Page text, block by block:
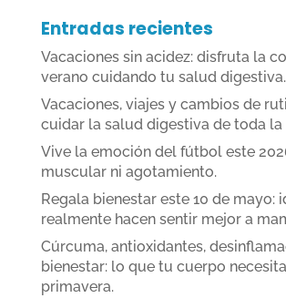
Entradas recientes
Vacaciones sin acidez: disfruta la
verano cuidando tu salud digestiva.
Vacaciones, viajes y cambios de
cuidar la salud digestiva de toda la
Vive la emoción del fútbol este
muscular ni agotamiento.
Regala bienestar este 10 de mayo:
realmente hacen sentir mejor a
Cúrcuma, antioxidantes,
bienestar: lo que tu cuerpo
primavera.